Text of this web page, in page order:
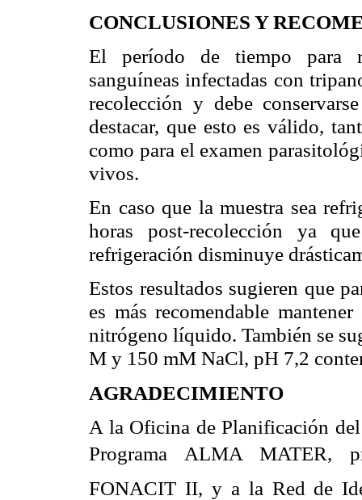
CONCLUSIONES Y
El período de tiempo para
sanguíneas infectadas con
recolección y debe
destacar, que esto es válido,
como para el examen
vivos.
En caso que la muestra sea
horas post-recolección ya
refrigeración disminuye
Estos resultados sugieren que
es más recomendable
nitrógeno líquido. También se
M y 150 mM NaCl, pH 7,2
AGRADECIMIENTO
A la Oficina de Planificación
Programa ALMA MATER,
FONACIT II, y a la Red de